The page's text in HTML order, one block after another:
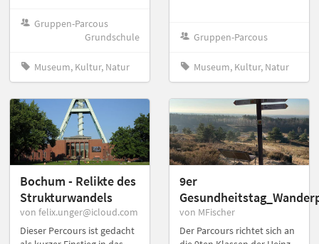
Gruppen-Parcous
Grundschule
Museum, Kultur, Natur
Gruppen-Parcous
Museum, Kultur, Natur
Bochum - Relikte des
Strukturwandels
von felix.unger@icloud.com
Dieser Percours ist gedacht
9er
von MFischer
Der Parcours richtet sich an